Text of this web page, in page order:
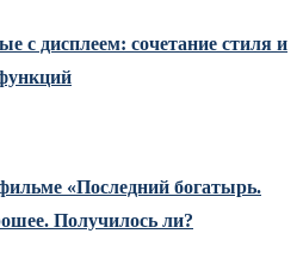
с дисплеем: сочетание стиля и
«Последний богатырь.
Получилось ли?